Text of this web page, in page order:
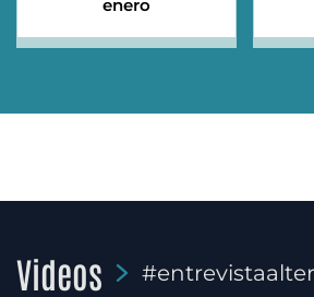
enero
Videos